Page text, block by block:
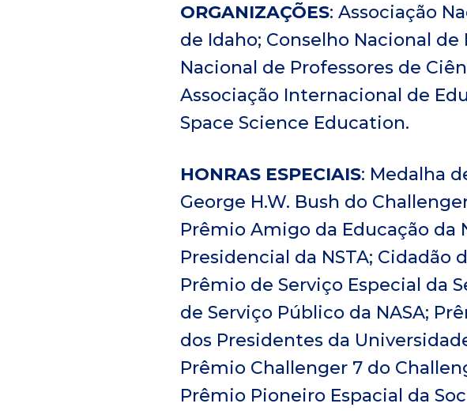
ORGANIZAÇÕES: Associação
de Idaho; Conselho Nacional
Nacional de Professores de
Associação Internacional de
Space Science Education.
HONRAS ESPECIAIS: Medalha
George H.W. Bush do
Prêmio Amigo da Educação da
Presidencial da NSTA; Cidadão
Prêmio de Serviço Especial da
de Serviço Público da NASA;
dos Presidentes da
Prêmio Challenger 7 do
Prêmio Pioneiro Espacial da